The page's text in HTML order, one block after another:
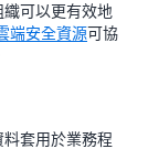
可以更有效地
端安全資源可協
套用於業務程